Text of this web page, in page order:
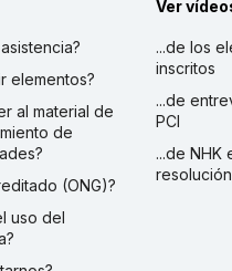
elementos?
al material de
de
(ONG)?
uso del
Ver
...de los
inscritos
...de
PCI
...de NHK
resolución